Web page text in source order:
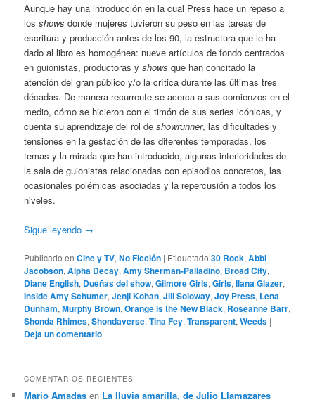
Aunque hay una introducción en la cual Press hace un repaso a
losshows donde mujeres tuvieron su peso en las tareas de
escritura y producción antes de los 90, la estructura que le ha
dado al libro es homogénea: nueve artículos de fondo centrados
en guionistas, productoras yshows que han concitado la
atención del gran público y/o la crítica durante las últimas tres
décadas. De manera recurrente se acerca a sus comienzos en el
medio, cómo se hicieron con el timón de sus series icónicas, y
cuenta su aprendizaje del rol deshowrunner, las dificultades y
tensiones en la gestación de las diferentes temporadas, los
temas y la mirada que han introducido, algunas interioridades de
la sala de guionistas relacionadas con episodios concretos, las
ocasionales polémicas asociadas y la repercusión a todos los
niveles.
Sigue leyendo →
Publicado en Cine y TV,No Ficción | Etiquetado 30 Rock,Abbi
Jacobson,Alpha Decay,Amy Sherman-Palladino, Broad City,
Diane English, Dueñas del show,Gilmore Girls,Girls,Ilana Glazer,
Inside Amy Schumer,Jenji Kohan,Jill Soloway,Joy Press, Lena
Dunham,Murphy Brown,Orange is the New Black, Roseanne Barr,
Shonda Rhimes,Shondaverse,Tina Fey,Transparent,Weeds |
Deja un comentario
COMENTARIOS RECIENTES
Mario Amadas en La lluvia amarilla, de Julio Llamazares